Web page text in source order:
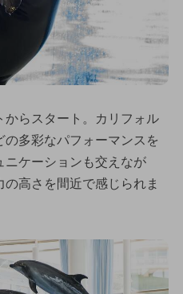
からスタート。カリフォル
多彩なパフォーマンスを
ニケーションも交えなが
高さを間近で感じられま